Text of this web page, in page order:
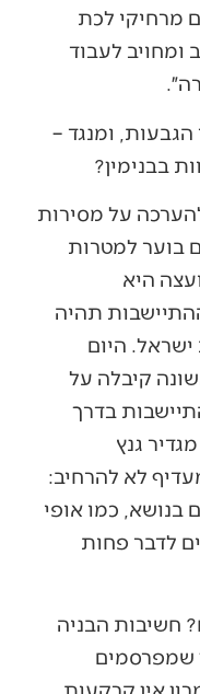
מרחיקי לכת
ומחויב לעבוד
ומנגד –
בבנימין?
על מסירות
בוער למטרות
היא
תהיה
היום
קיבלה על
בדרך
גנץ
לא להרחיב:
בנושא, כמו אופי
לדבר פחות
חשיבות הבניה
שמפרסמים
אין קרקעות